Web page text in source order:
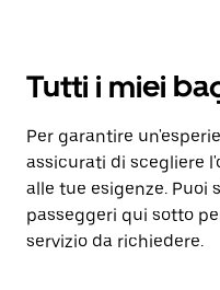
Tutti i miei
Per garantire
assicurati di scegliere
alle tue esigenze. Puoi
passeggeri qui sotto
servizio da richiedere.